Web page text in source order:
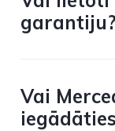
garantiju?
Vai